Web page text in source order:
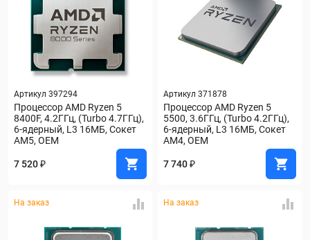
Артикул 397294
Процессор AMD Ryzen 5
8400F, 4.2ГГц, (Turbo 4.7ГГц),
6-ядерный, L3 16МБ, Сокет
AM5, OEM
7 520 ₽
Артикул 371878
Процессор AMD Ryzen 5
5500, 3.6ГГц, (Turbo 4.2ГГц),
6-ядерный, L3 16МБ, Сокет
AM4, OEM
7 740 ₽
На заказ На заказ